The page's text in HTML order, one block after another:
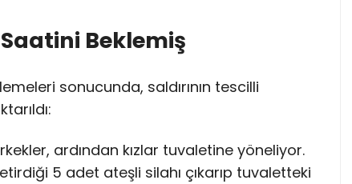
Beklemiş
sonucunda, saldırının tescilli
ardından kızlar tuvaletine yöneliyor.
5 adet ateşli silahı çıkarıp tuvaletteki